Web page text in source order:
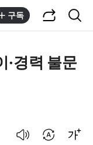
구독
·경력 불문